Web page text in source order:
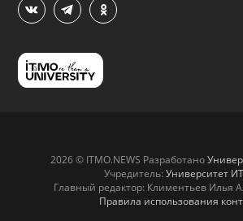
2026 © ITMO.NEWS Разработано
Учредитель: Университет
Главный редактор: Климентьев Илья
Правила использования